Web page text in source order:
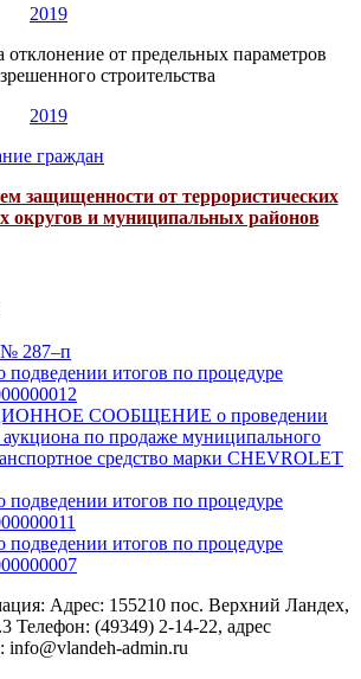
2019
отклонение от предельных параметров
строительства
2019
граждан
защищенности от террористических
округов и муниципальных районов
№ 287–п
итогов по процедуре
СООБЩЕНИЕ о проведении
аукциона по продаже муниципального
средство марки CHEVROLET
итогов по процедуре
итогов по процедуре
Адрес: 155210 пос. Верхний Ландех,
Телефон: (49349) 2-14-22, адрес
info@vlandeh-admin.ru